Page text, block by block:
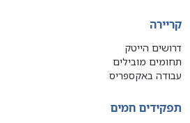
קריירה
דרושים הייטק
תחומים מובילים
עבודה באקספריס
תפקידים חמים